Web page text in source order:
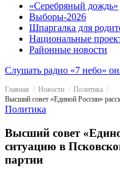
«Серебряный дождь»
Выборы-2026
Шпаргалка для
Национальные
Районные новости
Слушать радио «7 небо»
Главная Новости
Политика
Политика
Высший совет
ситуацию в
партии